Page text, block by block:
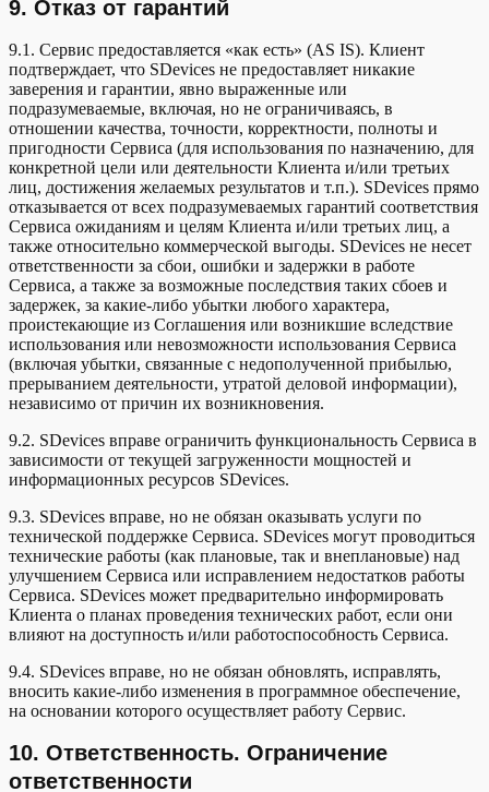
9. Отказ от гарантий
9.1. Сервис предоставляется «как есть» (AS IS). Клиент
подтверждает, что SDevices не предоставляет никакие
заверения и гарантии, явно выраженные или
подразумеваемые, включая, но не ограничиваясь, в
отношении качества, точности, корректности, полноты и
пригодности Сервиса (для использования по назначению, для
конкретной цели или деятельности Клиента и/или третьих
лиц, достижения желаемых результатов и т.п.). SDevices прямо
отказывается от всех подразумеваемых гарантий соответствия
Сервиса ожиданиям и целям Клиента и/или третьих лиц, а
также относительно коммерческой выгоды. SDevices не несет
ответственности за сбои, ошибки и задержки в работе
Сервиса, а также за возможные последствия таких сбоев и
задержек, за какие-либо убытки любого характера,
проистекающие из Соглашения или возникшие вследствие
использования или невозможности использования Сервиса
(включая убытки, связанные с недополученной прибылью,
прерыванием деятельности, утратой деловой информации),
независимо от причин их возникновения.
9.2. SDevices вправе ограничить функциональность Сервиса в
зависимости от текущей загруженности мощностей и
информационных ресурсов SDevices.
9.3. SDevices вправе, но не обязан оказывать услуги по
технической поддержке Сервиса. SDevices могут проводиться
технические работы (как плановые, так и внеплановые) над
улучшением Сервиса или исправлением недостатков работы
Сервиса. SDevices может предварительно информировать
Клиента о планах проведения технических работ, если они
влияют на доступность и/или работоспособность Сервиса.
9.4. SDevices вправе, но не обязан обновлять, исправлять,
вносить какие-либо изменения в программное обеспечение,
на основании которого осуществляет работу Сервис.
10. Ответственность. Ограничение
ответственности